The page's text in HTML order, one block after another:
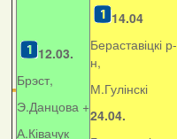
12.03.
Брэст,
Э.Данцова +
А.Ківачук
14.04
Бераставіцкі р-
н,
М.Гулінскі
24.04.